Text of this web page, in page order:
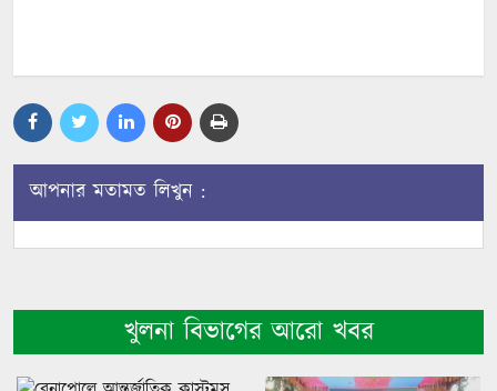
আপনার মতামত লিখুন :
খুলনা বিভাগের আরো খবর